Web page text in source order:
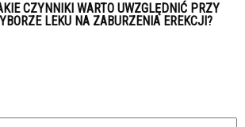
CZYNNIKI WARTO UWZGLĘDNIĆ PRZY
LEKU NA ZABURZENIA EREKCJI?